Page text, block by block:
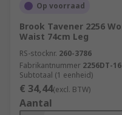
Op voorraad
Brook Tavener 2256
Waist 74cm Leg
RS-stocknr. 260-3786
Fabrikantnummer 2256DT-16
Subtotaal (1 eenheid)
€ 34,44(excl. BTW)
Aantal